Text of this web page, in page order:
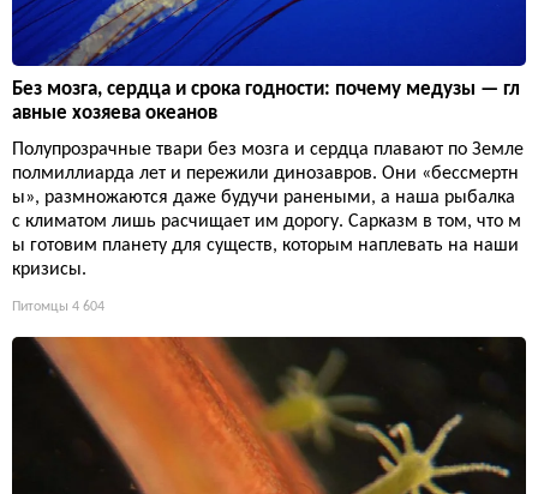
Без мозга, сердца и срока годности: почему медузы — гл
авные хозяева океанов
Полупрозрачные твари без мозга и сердца плавают по Земле
полмиллиарда лет и пережили динозавров. Они «бессмертн
ы», размножаются даже будучи ранеными, а наша рыбалка
с климатом лишь расчищает им дорогу. Сарказм в том, что м
ы готовим планету для существ, которым наплевать на наши
кризисы.
Питомцы 4 604